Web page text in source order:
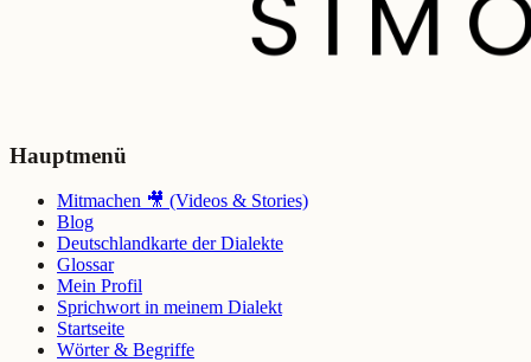
Hauptmenü
Mitmachen 🎥 (Videos & Stories)
Blog
Deutschlandkarte der Dialekte
Glossar
Mein Profil
Sprichwort in meinem Dialekt
Startseite
Wörter & Begriffe